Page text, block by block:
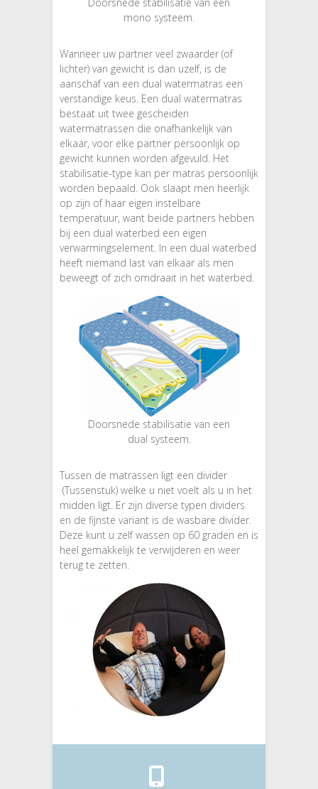
mono systeem.
Wanneer uw partner veel zwaarder (of
lichter) van gewicht is dan uzelf, is de
aanschaf van een dual watermatras een
verstandige keus. Een dual watermatras
bestaat uit twee gescheiden
watermatrassen die onafhankelijk van
elkaar, voor elke partner persoonlijk op
gewicht kunnen worden afgevuld. Het
stabilisatie-type kan per matras persoonlijk
worden bepaald. Ook slaapt men heerlijk
op zijn of haar eigen instelbare
temperatuur, want beide partners hebben
bij een dual waterbed een eigen
verwarmingselement. In een dual waterbed
heeft niemand last van elkaar als men
beweegt of zich omdraait in het waterbed.
Doorsnede stabilisatie van een
dual systeem.
Tussen de matrassen ligt een divider
(Tussenstuk) welke u niet voelt als u in het
midden ligt. Er zijn diverse typen dividers
en de fijnste variant is de wasbare divider.
Deze kunt u zelf wassen op 60 graden en is
heel gemakkelijk te verwijderen en weer
terug te zetten.